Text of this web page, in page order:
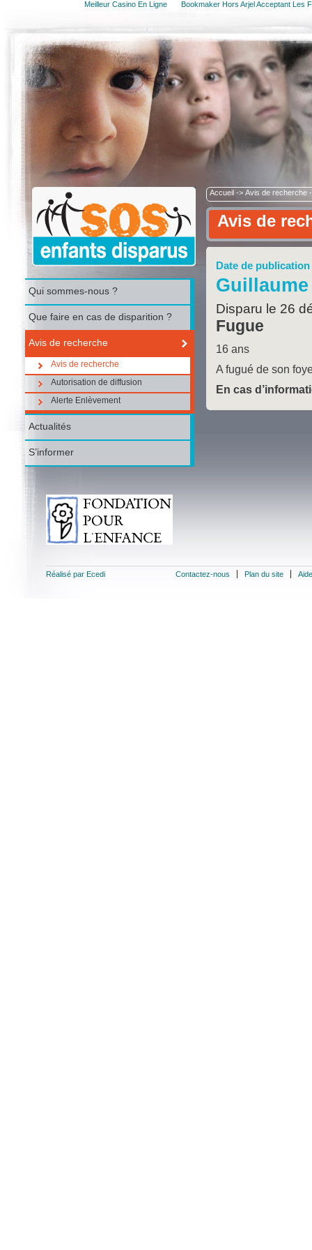
Meilleur Casino En Ligne Bookmaker Hors Arjel Acceptant Les
Qui sommes-nous ?
Que faire en cas de disparition ?
Avis de recherche
Avis de recherche
Autorisation de diffusion
Alerte Enlèvement
Actualités
S’informer
Accueil-> Avis de recherche-
Avis de
Date de
Disparu le 26
Fugue
16 ans
A fugué de son
En cas
Réalisé par Ecedi Contactez-nous Plan du site